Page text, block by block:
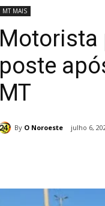
MT MAIS
Motorista
poste
MT
By O Noroeste julho 6,